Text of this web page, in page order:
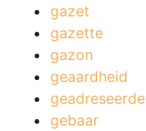
gazet
gazette
gazon
geaardheid
geadreseerde
gebaar